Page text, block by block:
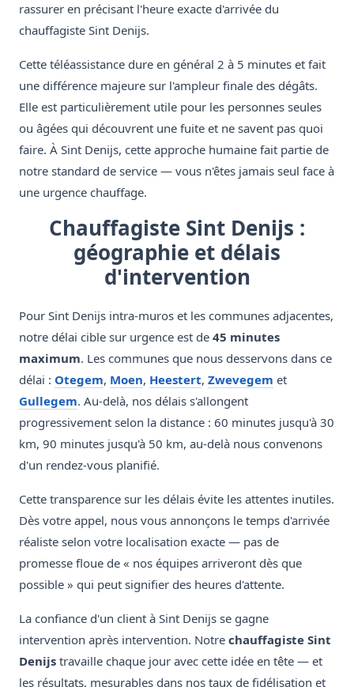
rassurer en précisant l'heure exacte d'arrivée du
chauffagiste Sint Denijs.
Cette téléassistance dure en général 2 à 5 minutes et fait
une différence majeure sur l'ampleur finale des dégâts.
Elle est particulièrement utile pour les personnes seules
ou âgées qui découvrent une fuite et ne savent pas quoi
faire. À Sint Denijs, cette approche humaine fait partie de
notre standard de service — vous n'êtes jamais seul face à
une urgence chauffage.
Chauffagiste Sint Denijs :
géographie et délais
d'intervention
Pour Sint Denijs intra-muros et les communes adjacentes,
notre délai cible sur urgence est de 45 minutes
maximum. Les communes que nous desservons dans ce
délai : Otegem, Moen, Heestert, Zwevegem et
Gullegem. Au-delà, nos délais s'allongent
progressivement selon la distance : 60 minutes jusqu'à 30
km, 90 minutes jusqu'à 50 km, au-delà nous convenons
d'un rendez-vous planifié.
Cette transparence sur les délais évite les attentes inutiles.
Dès votre appel, nous vous annonçons le temps d'arrivée
réaliste selon votre localisation exacte — pas de
promesse floue de « nos équipes arriveront dès que
possible » qui peut signifier des heures d'attente.
La confiance d'un client à Sint Denijs se gagne
intervention après intervention. Notre chauffagiste Sint
Denijs travaille chaque jour avec cette idée en tête — et
les résultats, mesurables dans nos taux de fidélisation et